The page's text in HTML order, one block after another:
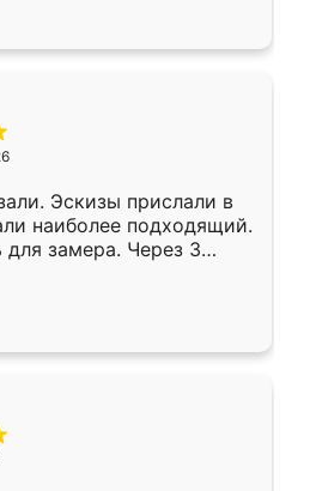
Эскизы прислали в
наиболее подходящий.
для замера. Через 3
уже готова. Остались
Спасибо Ренессанс
работу!